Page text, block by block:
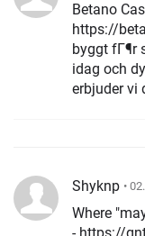
Betano
https://
byggt fГ¶r
idag och
erbjuder vi
Shyknp •
Where